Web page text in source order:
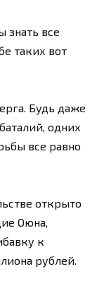
знать все
таких вот
Будь даже
одних
все равно
открыто
Оюна,
к
рублей.